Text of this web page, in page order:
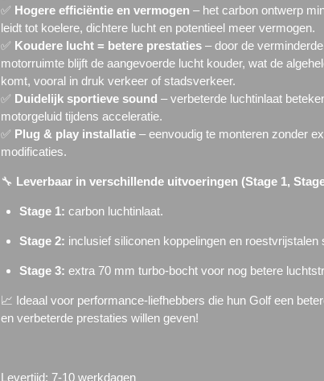
✅ Hogere efficiëntie en vermogen – het carbon ontwerp
leidt tot koelere, dichtere lucht en potentieel meer vermogen.
✅ Koudere lucht = betere prestaties – door de
motorruimte blijft de aangevoerde lucht kouder, wat de
komt, vooral in druk verkeer of stadsverkeer.
✅ Duidelijk sportieve sound – verbeterde luchtinlaat
motorgeluid tijdens acceleratie.
✅ Plug & play installatie – eenvoudig te monteren zonder
modificaties.
🔧 Leverbaar in verschillende uitvoeringen (Stage 1,
Stage 1: carbon luchtinlaat.
Stage 2: inclusief siliconen koppelingen en roestvrijstalen
Stage 3: extra 70 mm turbo-bocht voor nog betere
📈 Ideaal voor performance-liefhebbers die hun Golf een
en verbeterde prestaties willen geven!
Levertijd: 7-10 werkdagen